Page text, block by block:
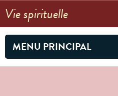
Vie spirituelle
MENU PRINCIPAL